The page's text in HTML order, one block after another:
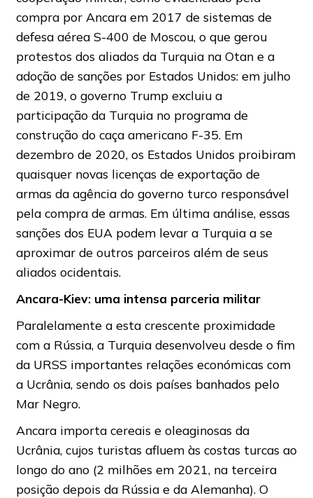
compra por Ancara em 2017 de sistemas de
defesa aérea S-400 de Moscou, o que gerou
protestos dos aliados da Turquia na Otan e a
adoção de sanções por Estados Unidos: em julho
de 2019, o governo Trump excluiu a
participação da Turquia no programa de
construção do caça americano F-35. Em
dezembro de 2020, os Estados Unidos proibiram
quaisquer novas licenças de exportação de
armas da agência do governo turco responsável
pela compra de armas. Em última análise, essas
sanções dos EUA podem levar a Turquia a se
aproximar de outros parceiros além de seus
aliados ocidentais.
Ancara-Kiev: uma intensa parceria militar
Paralelamente a esta crescente proximidade
com a Rússia, a Turquia desenvolveu desde o fim
da URSS importantes relações económicas com
a Ucrânia, sendo os dois países banhados pelo
Mar Negro.
Ancara importa cereais e oleaginosas da
Ucrânia, cujos turistas afluem às costas turcas ao
longo do ano (2 milhões em 2021, na terceira
posição depois da Rússia e da Alemanha). O